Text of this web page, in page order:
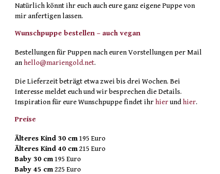
Natürlich könnt ihr euch auch eure ganz eigene Puppe von
mir anfertigen lassen.
Wunschpuppe bestellen – auch vegan
Bestellungen für Puppen nach euren Vorstellungen per Mail
anhello@mariengold.net.
Die Lieferzeit beträgt etwa zwei bis drei Wochen. Bei
Interesse meldet euch und wir besprechen die Details.
Inspiration für eure Wunschpuppe findet ihrhierundhier.
Preise
Älteres Kind 30 cm195 Euro
Älteres Kind 40 cm215 Euro
Baby 30 cm195 Euro
Baby 45 cm225 Euro